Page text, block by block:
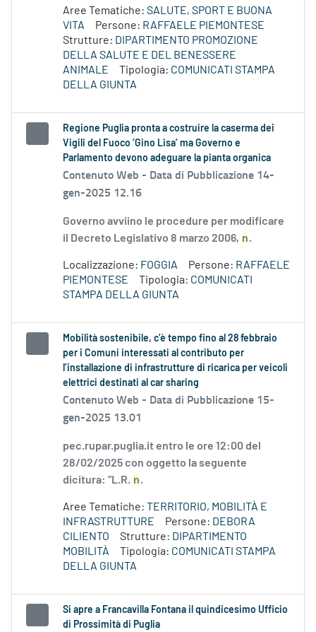
Aree Tematiche: SALUTE, SPORT E BUONA
VITA
Persone: RAFFAELE PIEMONTESE
Strutture: DIPARTIMENTO PROMOZIONE
DELLA SALUTE E DEL BENESSERE
ANIMALE
Tipologia: COMUNICATI STAMPA
DELLA GIUNTA
Regione Puglia pronta a costruire la caserma dei
Vigili del Fuoco ‘Gino Lisa’ ma Governo e
Parlamento devono adeguare la pianta organica
Contenuto Web - Data di Pubblicazione 14-
gen-2025 12.16
Governo avviino le procedure per modificare
il Decreto Legislativo 8 marzo 2006, n.
Localizzazione: FOGGIA Persone: RAFFAELE
PIEMONTESE
Tipologia: COMUNICATI
STAMPA DELLA GIUNTA
Mobilità sostenibile, c’è tempo fino al 28 febbraio
per i Comuni interessati al contributo per
l’installazione di infrastrutture di ricarica per veicoli
elettrici destinati al car sharing
Contenuto Web - Data di Pubblicazione 15-
gen-2025 13.01
pec.rupar.puglia.it entro le ore 12:00 del
28/02/2025 con oggetto la seguente
dicitura: “L.R. n.
Aree Tematiche: TERRITORIO, MOBILITÀ E
INFRASTRUTTURE
Persone: DEBORA
CILIENTO
Strutture: DIPARTIMENTO
MOBILITÀ
Tipologia: COMUNICATI STAMPA
DELLA GIUNTA
Si apre a Francavilla Fontana il quindicesimo Ufficio
di Prossimità di Puglia